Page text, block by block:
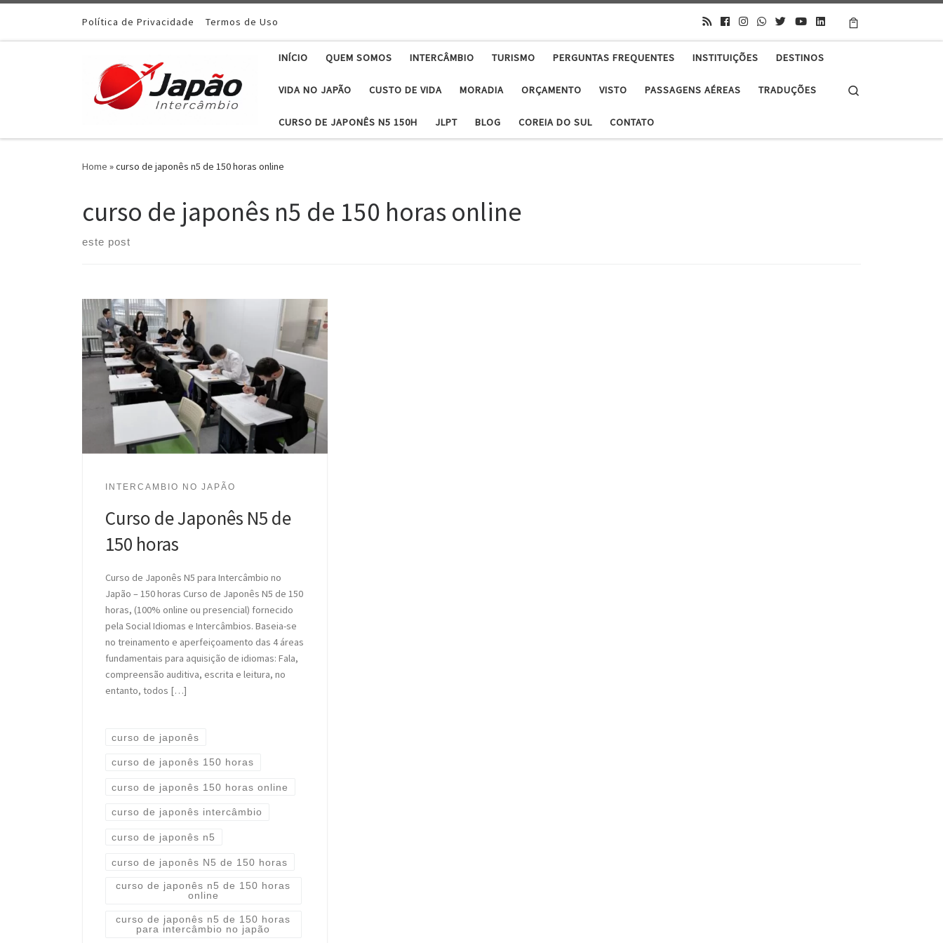
Política de Privacidade Termos de Uso
INÍCIO QUEM SOMOS INTERCÂMBIO TURISMO PERGUNTAS FREQUENTES INSTITUIÇÕES DESTINOS
VIDA NO JAPÃO CUSTO DE VIDA MORADIA ORÇAMENTO VISTO PASSAGENS AÉREAS TRADUÇÕES
CURSO DE JAPONÊS N5 150H JLPT BLOG COREIA DO SUL CONTATO
Home »curso de japonês n5 de 150 horas online
curso de japonês n5 de 150 horas online
este post
INTERCAMBIO NO JAPÃO
Curso de Japonês N5 de
150 horas
Curso de Japonês N5 para Intercâmbio no
Japão – 150 horas Curso de Japonês N5 de 150
horas, (100% online ou presencial) fornecido
pela Social Idiomas e Intercâmbios. Baseia-se
no treinamento e aperfeiçoamento das 4 áreas
fundamentais para aquisição de idiomas: Fala,
compreensão auditiva, escrita e leitura, no
entanto, todos […]
curso de japonês
curso de japonês 150 horas
curso de japonês 150 horas online
curso de japonês intercâmbio
curso de japonês n5
curso de japonês N5 de 150 horas
curso de japonês n5 de 150 horas
online
curso de japonês n5 de 150 horas
para intercâmbio no japão